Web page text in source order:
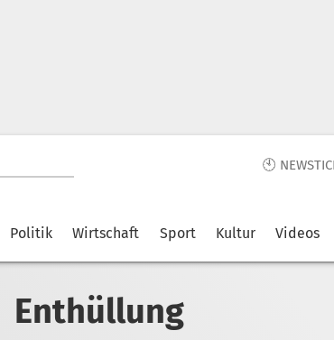
🕙
Politik Wirtschaft Sport Kultur Videos
Enthüllung